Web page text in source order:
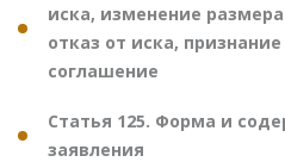
иска, изменение
отказ от иска,
соглашение
Статья 125. Форма и
заявления